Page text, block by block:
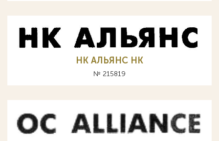
НК АЛЬЯНС HK
№ 215819